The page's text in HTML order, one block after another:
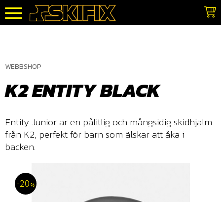
Meny
WEBBSHOP
K2 ENTITY BLACK
​Entity Junior är en pålitlig och mångsidig skidhjälm
från K2, perfekt för barn som älskar att åka i
backen.
20 %